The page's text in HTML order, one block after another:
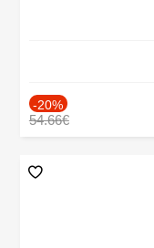
-20%
54.66€